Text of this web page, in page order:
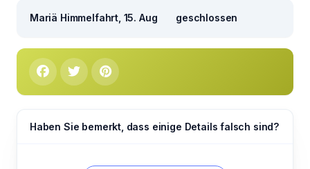
Mariä Himmelfahrt, 15. Aug geschlossen
Haben Sie bemerkt, dass einige Details falsch sind?